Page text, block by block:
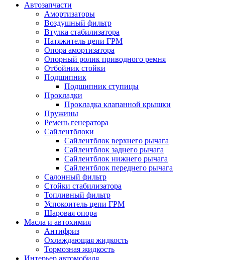
Автозапчасти
Амортизаторы
Воздушный фильтр
Втулка стабилизатора
Натяжитель цепи ГРМ
Опора амортизатора
Опорный ролик приводного ремня
Отбойник стойки
Подшипник
Подшипник ступицы
Прокладки
Прокладка клапанной крышки
Пружины
Ремень генератора
Сайлентблоки
Сайлентблок верхнего рычага
Сайлентблок заднего рычага
Сайлентблок нижнего рычага
Сайлентблок переднего рычага
Салонный фильтр
Стойки стабилизатора
Топливный фильтр
Успокоитель цепи ГРМ
Шаровая опора
Масла и автохимия
Антифриз
Охлаждающая жидкость
Тормозная жидкость
Интерьер автомобиля